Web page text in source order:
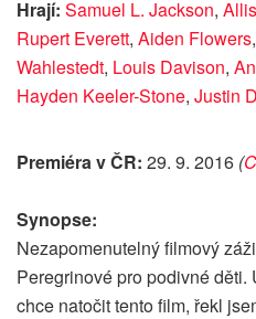
Hrají: Samuel L. Jackson,
Rupert Everett, Aiden Flowers,
Wahlestedt, Louis Davison,
Hayden Keeler-Stone, Justin
Premiéra v ČR: 29. 9. 2016 (
Synopse:
Nezapomenutelný filmový
Peregrinové pro podivné
chce natočit tento film, řekl